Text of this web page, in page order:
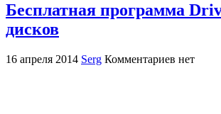
Бесплатная программа
дисков
16 апреля 2014 Serg Комментариев нет